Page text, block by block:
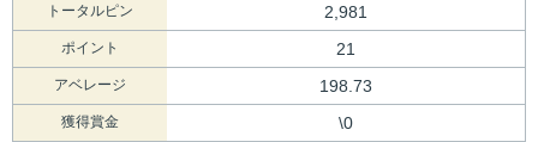
トータルピン 2,981
ポイント 21
アベレージ 198.73
獲得賞金 \0